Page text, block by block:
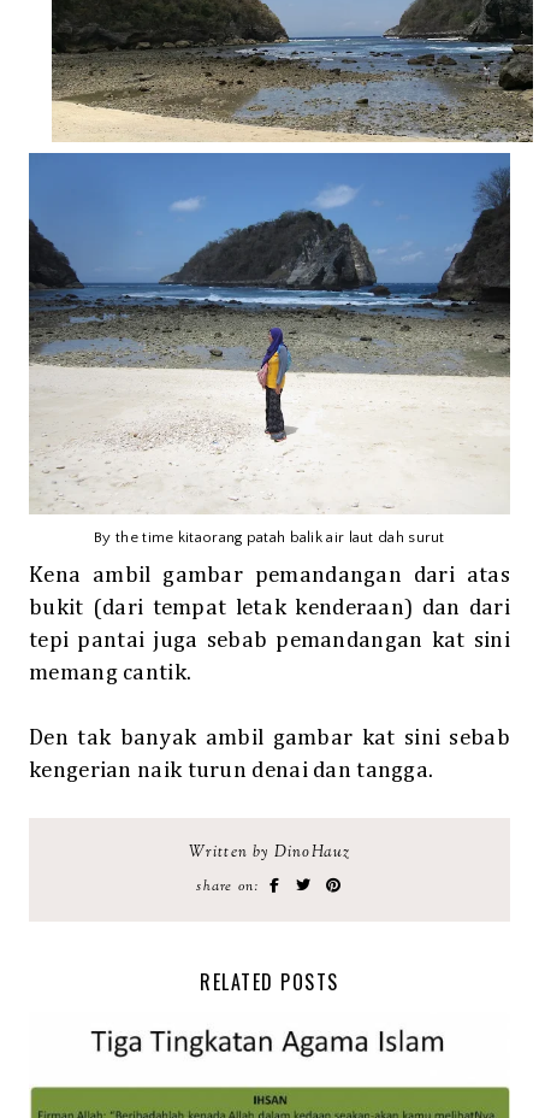
By the time kitaorang patah balik air laut dah surut
Kena ambil gambar pemandangan dari atas
bukit (dari tempat letak kenderaan) dan dari
tepi pantai juga sebab pemandangan kat sini
memang cantik.
Den tak banyak ambil gambar kat sini sebab
kengerian naik turun denai dan tangga.
Written by DinoHauz
share on:
RELATED POSTS